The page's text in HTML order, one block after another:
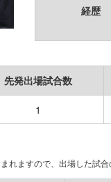
経歴
先発出場試合数
1
れますので、出場した試合